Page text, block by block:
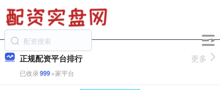
正规配资平台排行
已收录999+家平台
更多